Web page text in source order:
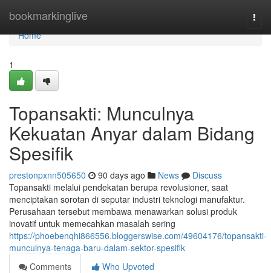
bookmarkinglive
Home
Home
1
Topansakti: Munculnya
Kekuatan Anyar dalam Bidang
Spesifik
prestonpxnn505650 90 days ago News
Discuss
Topansakti melalui pendekatan berupa revolusioner, saat
menciptakan sorotan di seputar industri teknologi manufaktur.
Perusahaan tersebut membawa menawarkan solusi produk
inovatif untuk memecahkan masalah sering
https://phoebenqhi866556.bloggerswise.com/49604176/topansakti-
munculnya-tenaga-baru-dalam-sektor-spesifik
Comments
Who Upvoted